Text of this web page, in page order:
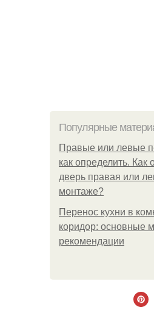
Популярные
Правые или левые
как определить. Как
дверь правая или
монтаже?
Перенос кухни в
коридор: основные
рекомендации